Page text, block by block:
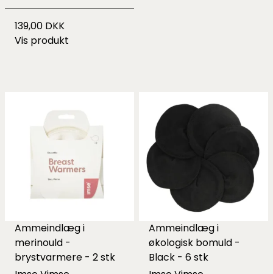
139,00 DKK
Vis produkt
Ammeindlæg i
merinould -
brystvarmere - 2 stk
Ammeindlæg i
økologisk bomuld -
Black - 6 stk